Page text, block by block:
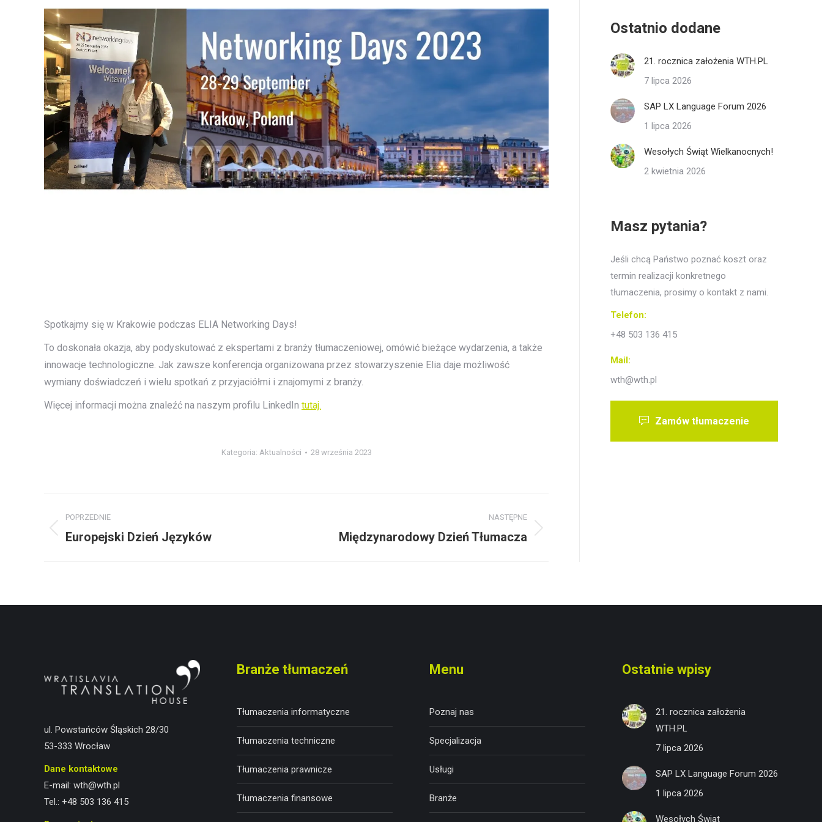
Spotkajmy się w Krakowie podczas ELIA Networking Days!
To doskonała okazja, aby podyskutować z ekspertami z branży tłumaczeniowej, omówić bieżące wydarzenia, a także
innowacje technologiczne. Jak zawsze konferencja organizowana przez stowarzyszenie Elia daje możliwość
wymiany doświadczeń i wielu spotkań z przyjaciółmi i znajomymi z branży.
Więcej informacji można znaleźć na naszym profilu LinkedIn tutaj.
Kategoria: Aktualności 28 września 2023
wpisów
POPRZEDNIE
Poprzedni
Europejski Dzień Języków
NASTĘPNE
NastępnyMiędzynarodowy Dzień Tłumacza
Ostatnio dodane
21. rocznica założenia WTH.PL
7 lipca 2026
SAP LX Language Forum 2026
1 lipca 2026
Wesołych Świąt Wielkanocnych!
2 kwietnia 2026
Masz pytania?
Jeśli chcą Państwo poznać koszt oraz
termin realizacji konkretnego
tłumaczenia, prosimy o kontakt z nami.
Telefon:
+48 503 136 415
Mail:
wth@wth.pl
Zamów tłumaczenie
ul. Powstańców Śląskich 28/30
53-333 Wrocław
Dane kontaktowe
E-mail: wth@wth.pl
Tel.: +48 503 136 415
Branże tłumaczeń
Tłumaczenia informatyczne
Tłumaczenia techniczne
Tłumaczenia prawnicze
Tłumaczenia finansowe
Menu
Poznaj nas
Specjalizacja
Usługi
Branże
Ostatnie wpisy
21. rocznica założenia
WTH.PL
7 lipca 2026
SAP LX Language Forum 2026
1 lipca 2026
Wesołych Świąt